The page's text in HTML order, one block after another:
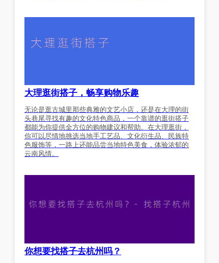
大理逛街搭子，畅享购物乐趣
无论是逛古城里那些典雅的文艺小店，还是在大理的街
头巷尾寻找有趣的文化特色商品，一个靠谱的逛街搭子
都能为你提供全方位的购物建议和帮助。在大理逛街，
你可以尽情地挑选当地手工艺品、文化衍生品、民族特
色服饰等，一路上还能品尝当地特色美食，体验浓郁的
云南风情。
你想要找搭子去杭州吗？